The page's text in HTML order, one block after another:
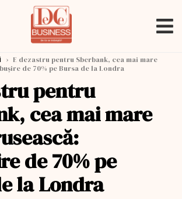
› E dezastru pentru Sberbank, cea mai mare
de 70% pe Bursa de la Londra
pentru
cea mai mare
de 70% pe
la Londra